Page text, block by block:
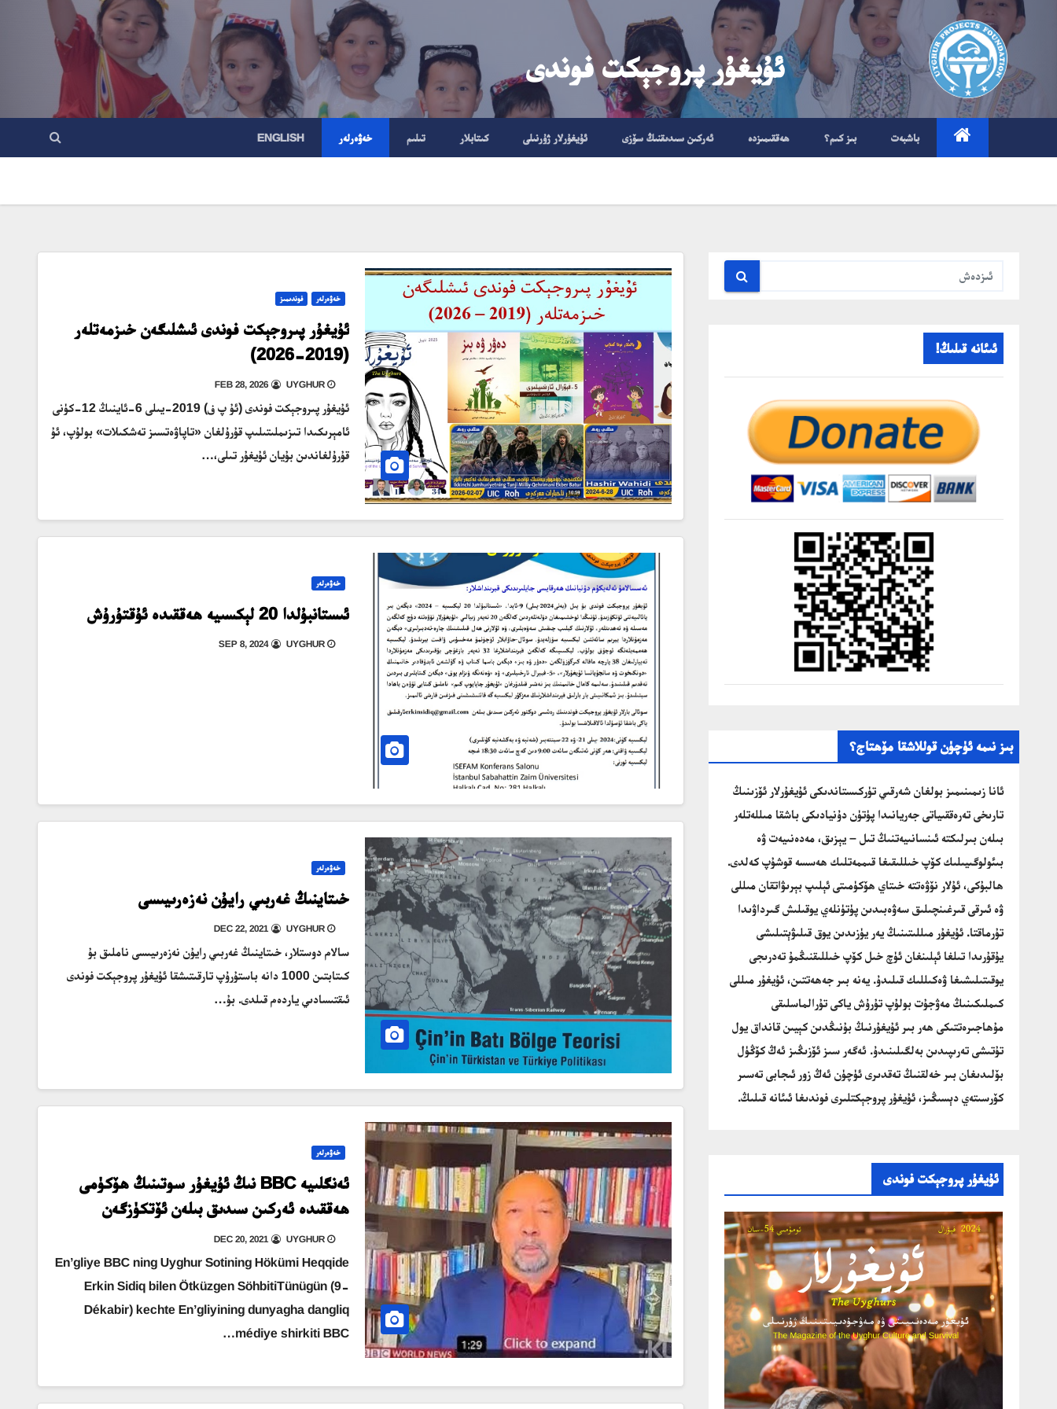
ئۇيغۇر پروجېكت فوندى
باشبەت بىز كىم؟ ھەققىمىزدە ئەركىن سىدىقنىڭ سۆزى ئۇيغۇرلار ژۇرنىلى كىتابلار تىلىم خەۋەرلەر ENGLISH
ئىئانە قىلىڭ!
بىز نىمە ئۈچۈن قوللاشقا مۆھتاج؟
ئانا زىمىنىمىز بولغان شەرقىي تۈركىستاندىكى ئۇيغۇرلار ئۆزىنىڭ
تارىخى تەرەققىياتى جەريانىدا پۈتۈن دۇنيادىكى باشقا مىللەتلەر
بىلەن بىرلىكتە ئىنسانىيەتنىڭ تىل – يېزىق، مەدەنىيەت ۋە
بىئولوگىيىلىك كۆپ خىللىقىغا قىممەتلىك ھەسسە قوشۇپ كەلدى.
ھالبۇكى، ئۇلار نۆۋەتتە خىتاي ھۆكۈمىتى ئېلىپ بېرىۋاتقان مىللى
ۋە ئىرقى قىرغىنچىلىق سەۋەبىدىن پۈتۈنلەي يوقىلىش گىرداۋىدا
تۇرماقتا. ئۇيغۇر مىللىتىنىڭ يەر يۈزىدىن يوق قىلىۋېتىلىشى
يۇقۇرىدا تىلغا ئېلىنغان ئۈچ خىل كۆپ خىللىقنىڭمۇ تەدرىجى
يوقىتىلىشىغا ۋەكىللىك قىلىدۇ. يەنە بىر جەھەتتىن، ئۇيغۇر مىللى
كىملىكىنىڭ مەۋجۇت بولۇپ تۇرۇش ياكى تۇرالماسلىقى
مۇھاجىرەتتىكى ھەر بىر ئۇيغۇرنىڭ بۇنىڭدىن كېيىن قانداق يول
تۇتىشى تەرىپىدىن بەلگىلىنىدۇ. ئەگەر سىز ئۆزىڭىز ئەڭ كۆڭۈل
بۆلىدىغان بىر خەلقنىڭ تەقدىرى ئۈچۈن ئەڭ زور ئىجابى تەسىر
كۆرسىتەي دېسىڭىز، ئۇيغۇر پروجېكتلىرى فوندىغا ئىئانە قىلىڭ.
ئۇيغۇر پروجېكت فوندى
خەۋەرلەر فوندىمىز
ئۇيغۇر پىروجېكت فوندى ئىشلىگەن خىزمەتلەر
(2019-2026)
FEB 28, 2026 UYGHUR
ئۇيغۇر پىروجېكت فوندى (ئۇ پ ف) 2019-يىلى 6-ئاينىڭ 12-كۈنى
ئامېرىكىدا تىزىملىتىلىپ قۇرۇلغان «تاپاۋەتسىز تەشكىلات» بولۇپ، ئۇ
قۇرۇلغاندىن بۇيان ئۇيغۇر تىلى،…
خەۋەرلەر
ئىستانبۇلدا 20 لېكسىيە ھەققىدە ئۇقتۇرۇش
SEP 8, 2024 UYGHUR
خەۋەرلەر
خىتاينىڭ غەربىي رايۇن نەزەرىيىسى
DEC 22, 2021 UYGHUR
سالام دوستلار، خىتاينىڭ غەربىي رايۇن نەزەرىيىسى ناملىق بۇ
كىتابتىن 1000 دانە باستۇرۇپ تارقىتىشقا ئۇيغۇر پروجېكت فوندى
ئىقتىسادىي ياردەم قىلدى. بۇ…
خەۋەرلەر
ئەنگلىيە BBC نىڭ ئۇيغۇر سوتىنىڭ ھۆكۈمى
ھەققىدە ئەركىن سىدىق بىلەن ئۆتكۈزگەن
سۆھبىتى
DEC 20, 2021 UYGHUR
En’gliye BBC ning Uyghur Sotining Hökümi Heqqide
Erkin Sidiq bilen Ötküzgen SöhbitiTünügün (9-
Dékabir) kechte En’gliyining dunyagha dangliq
médiye shirkiti BBC…